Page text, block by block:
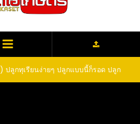
ปลูกทุเรียนง่ายๆ ปลูกแบบนี้ก็รอด ปลูก
เรียนต้นคู่ แบบเสียบยอดและเมล็ด